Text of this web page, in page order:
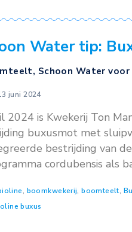
boomkwekerij,
Succesvolle
Bijeenkomsten,
3 juli 2024
Ook in 2024 vond
lag in handen van
Agro, Coöperatieve